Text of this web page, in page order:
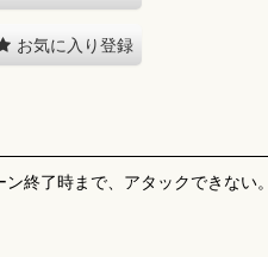
お気に入り登録
終了時まで、アタックできな